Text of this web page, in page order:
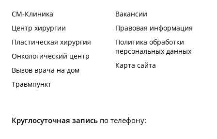
СМ-Клиника
Центр хирургии
Пластическая хирургия
Онкологический центр
Вызов врача на дом
Травмпункт
Вакансии
Правовая информация
Политика обработки
персональных данных
Карта сайта
Круглосуточная запись по телефону: